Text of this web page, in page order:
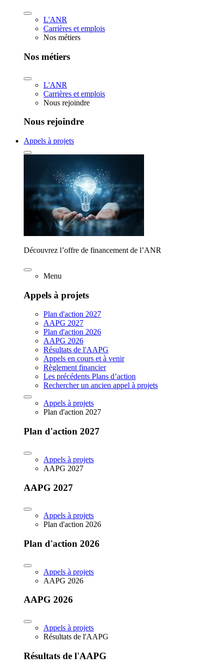
L'ANR
Carrières et emplois
Nos métiers
Nos métiers
L'ANR
Carrières et emplois
Nous rejoindre
Nous rejoindre
Appels à projets
Découvrez l’offre de financement de l’ANR
Menu
Appels à projets
Plan d'action 2027
AAPG 2027
Plan d'action 2026
AAPG 2026
Résultats de l'AAPG
Appels en cours et à venir
Règlement financier
Les précédents Plans d’action
Rechercher un ancien appel à projets
Appels à projets
Plan d'action 2027
Plan d'action 2027
Appels à projets
AAPG 2027
AAPG 2027
Appels à projets
Plan d'action 2026
Plan d'action 2026
Appels à projets
AAPG 2026
AAPG 2026
Appels à projets
Résultats de l'AAPG
Résultats de l'AAPG